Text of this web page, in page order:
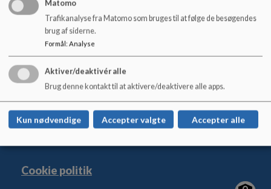
med den enkelte kommunes handleplaner.
Magnoliegården
Aggerupvej 4, 4652 Hårlev
+45 56 57 52 50
EAN NR. 5798007740894
Cookie politik
Matomo
Trafikanalyse fra Matomo som bruges til at følge de besøgendes
brug af siderne.
Formål: Analyse
Aktiver/deaktivér alle
Brug denne kontakt til at aktivere/deaktivere alle apps.
Kun nødvendige Accepter valgte Accepter alle